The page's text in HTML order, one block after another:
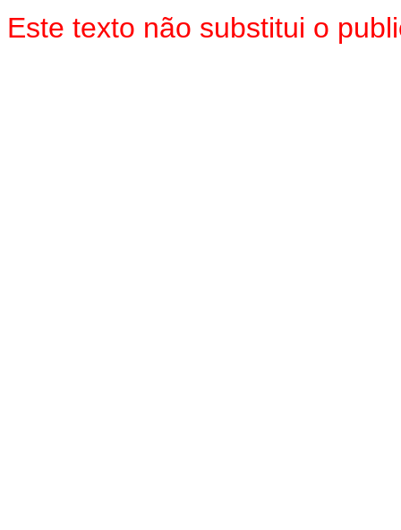
Este texto não substitui o